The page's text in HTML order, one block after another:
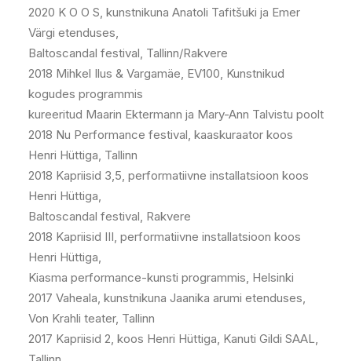
2020 K O O S, kunstnikuna Anatoli Tafitšuki ja Emer
Värgi etenduses,
Baltoscandal festival, Tallinn/Rakvere
2018 Mihkel Ilus & Vargamäe, EV100, Kunstnikud
kogudes programmis
kureeritud Maarin Ektermann ja Mary-Ann Talvistu poolt
2018 Nu Performance festival, kaaskuraator koos
Henri Hüttiga, Tallinn
2018 Kapriisid 3,5, performatiivne installatsioon koos
Henri Hüttiga,
Baltoscandal festival, Rakvere
2018 Kapriisid III, performatiivne installatsioon koos
Henri Hüttiga,
Kiasma performance-kunsti programmis, Helsinki
2017 Vaheala, kunstnikuna Jaanika arumi etenduses,
Von Krahli teater, Tallinn
2017 Kapriisid 2, koos Henri Hüttiga, Kanuti Gildi SAAL,